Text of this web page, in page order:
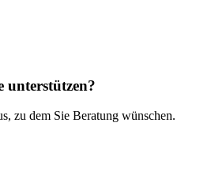
unterstützen?
zu dem Sie Beratung wünschen.